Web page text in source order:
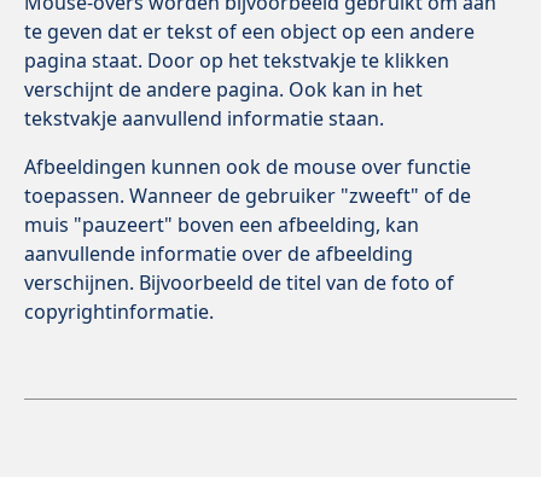
te geven dat er tekst of een object op een andere
pagina staat. Door op het tekstvakje te klikken
verschijnt de andere pagina. Ook kan in het
tekstvakje aanvullend informatie staan.
Afbeeldingen kunnen ook de mouse over functie
toepassen. Wanneer de gebruiker "zweeft" of de
muis "pauzeert" boven een afbeelding, kan
aanvullende informatie over de afbeelding
verschijnen. Bijvoorbeeld de titel van de foto of
copyrightinformatie.